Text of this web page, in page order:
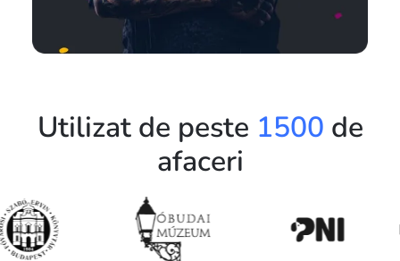
Utilizat de peste 1500 de
afaceri